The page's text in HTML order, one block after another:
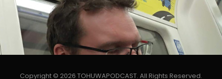
Copyright © 2026 TOHUWAPODCAST. All Rights Reserved.